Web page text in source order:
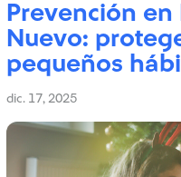
Prevención
Nuevo:
pequeños
dic. 17, 2025